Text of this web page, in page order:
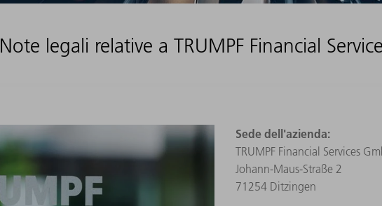
Note legali relative a TRUMPF Financial
Sede dell'azienda:
TRUMPF Financial Services
Johann-Maus-Straße 2
71254 Ditzingen